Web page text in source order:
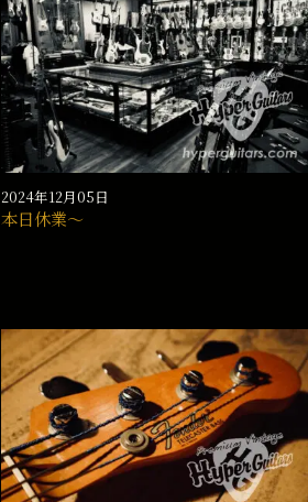
2024年12月05日
本日休業〜